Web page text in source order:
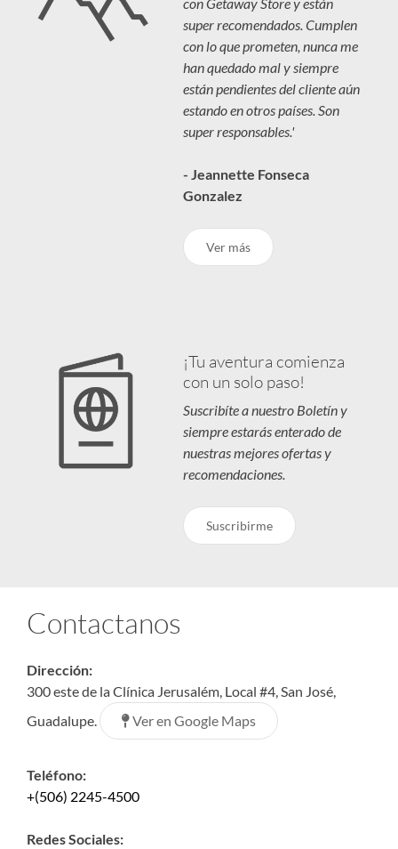
super recomendados. Cumplen
con lo que prometen, nunca me
han quedado mal y siempre
están pendientes del cliente aún
estando en otros países. Son
super responsables.'
- Jeannette Fonseca
Gonzalez
Ver más
¡Tu aventura comienza
con un solo paso!
Suscribíte a nuestro Boletín y
siempre estarás enterado de
nuestras mejores ofertas y
recomendaciones.
Suscribirme
Contactanos
Dirección:
300 este de la Clínica Jerusalém, Local #4, San José,
Guadalupe.
Ver en Google Maps
Teléfono:
+(506) 2245-4500
Redes Sociales: